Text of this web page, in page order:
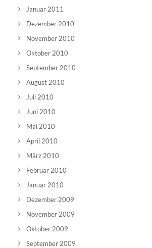
Januar 2011
Dezember 2010
November 2010
Oktober 2010
September 2010
August 2010
Juli 2010
Juni 2010
Mai 2010
April 2010
März 2010
Februar 2010
Januar 2010
Dezember 2009
November 2009
Oktober 2009
September 2009